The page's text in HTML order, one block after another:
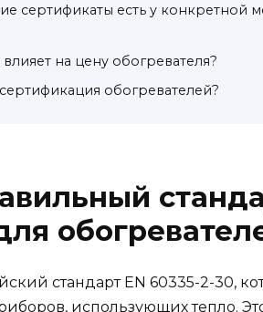
сертификаты есть у конкретной
на цену обогревателя?
обогревателей?
стандарт EN 60335-2-30,
использующих тепло.